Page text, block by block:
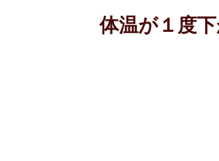
体温が１度